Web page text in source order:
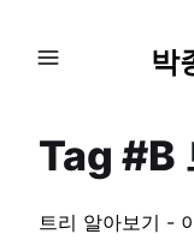
박
Tag #B